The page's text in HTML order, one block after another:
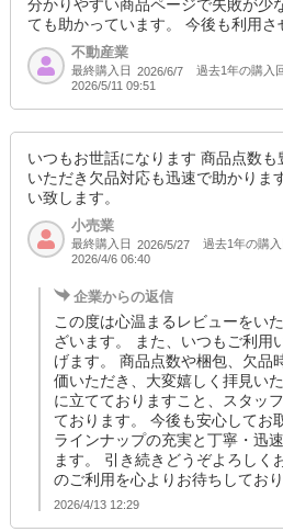
分かりやすい商品ページで失敗が少
ても助かっています。 今後も利用さ
不動産業
最終購入日 2026/6/7 過去1年の購入
2026/5/11 09:51
いつもお世話になります 商品点数
いただき欠品対応も迅速で助かりま
い致します。
小売業
最終購入日 2026/5/27 過去1年の購
2026/4/6 06:40
企業からの返信
この度は心温まるレビューをい
ざいます。 また、いつもご利用
げます。 商品点数や梱包、欠品
価いただき、大変嬉しく拝見い
に立てておりますこと、スタッ
ております。 今後も安心してお
ラインナップの充実と丁寧・迅
ます。 引き続きどうぞよろしく
のご利用を心よりお待ちしており
2026/4/13 12:29